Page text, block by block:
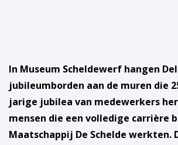
In Museum Scheldewerf hangen
jubileumborden aan de muren die
jarige jubilea van medewerkers
mensen die een volledige carrière
Maatschappij De Schelde werkten.